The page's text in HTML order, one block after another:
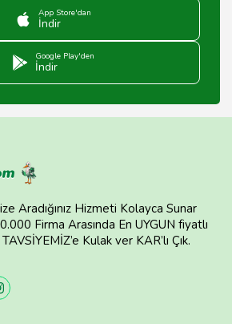
App Store'dan
İndir
Google Play'den
İndir
Aradığınız Hizmeti Kolayca Sunar
Firma Arasında En UYGUN fiyatlı
Kulak ver KAR’lı Çık.